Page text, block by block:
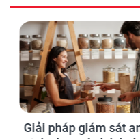
Giải pháp giám sát an